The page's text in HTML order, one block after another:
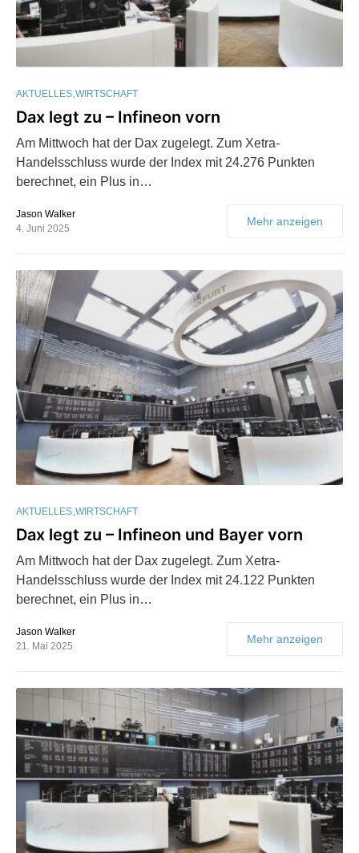
AKTUELLES WIRTSCHAFT
Dax legt zu – Infineon vorn
Am Mittwoch hat der Dax zugelegt. Zum Xetra-
Handelsschluss wurde der Index mit 24.276 Punkten
berechnet, ein Plus in…
Jason Walker
4. Juni 2025
Mehr anzeigen
AKTUELLES WIRTSCHAFT
Dax legt zu – Infineon und Bayer vorn
Am Mittwoch hat der Dax zugelegt. Zum Xetra-
Handelsschluss wurde der Index mit 24.122 Punkten
berechnet, ein Plus in…
Jason Walker
21. Mai 2025
Mehr anzeigen